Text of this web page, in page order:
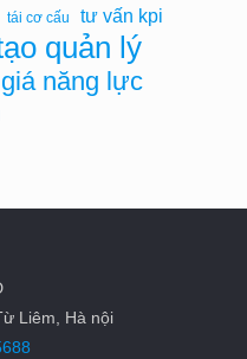
tái cơ cấu tư vấn kpi
quản lý
năng lực
Liêm, Hà nội